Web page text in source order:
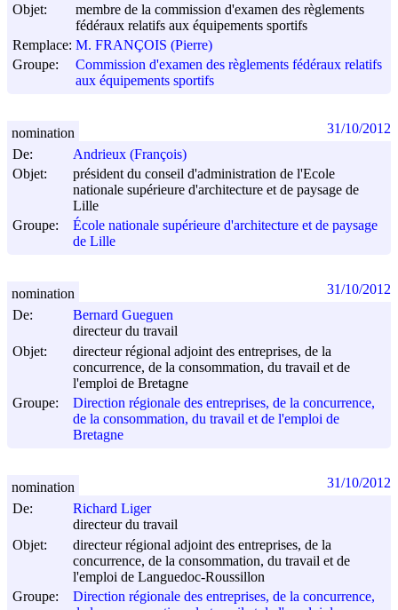
Objet:
membre de la commission d'examen des règlements
fédéraux relatifs aux équipements sportifs
Remplace: M. FRANÇOIS (Pierre)
Groupe:
Commission d'examen des règlements fédéraux relatifs
aux équipements sportifs
De:
Andrieux (François)
Objet:
président du conseil d'administration de l'Ecole
nationale supérieure d'architecture et de paysage de
Lille
Groupe:
École nationale supérieure d'architecture et de paysage
de Lille
nomination 31/10/2012
De:
Bernard Gueguen
directeur du travail
Objet:
directeur régional adjoint des entreprises, de la
concurrence, de la consommation, du travail et de
l'emploi de Bretagne
Groupe:
Direction régionale des entreprises, de la concurrence,
de la consommation, du travail et de l'emploi de
Bretagne
nomination 31/10/2012
De:
Richard Liger
directeur du travail
Objet:
directeur régional adjoint des entreprises, de la
concurrence, de la consommation, du travail et de
l'emploi de Languedoc-Roussillon
Groupe:
Direction régionale des entreprises, de la concurrence,
nomination 31/10/2012